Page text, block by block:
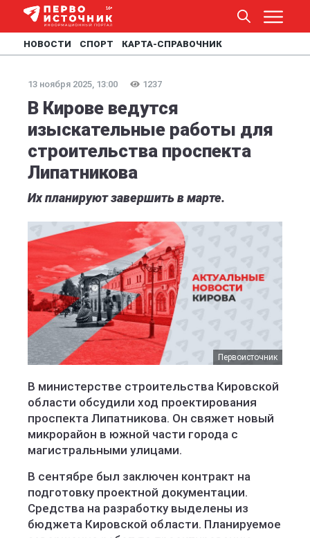
НОВОСТИ СПОРТ КАРТА-СПРАВОЧНИК
13 ноября 2025, 13:00 1237
В Кирове ведутся
изыскательные работы для
строительства проспекта
Липатникова
Их планируют завершить в марте.
Первоисточник
В министерстве строительства Кировской
области обсудили ход проектирования
проспекта Липатникова. Он свяжет новый
микрорайон в южной части города с
магистральными улицами.
В сентябре был заключен контракт на
подготовку проектной документации.
Средства на разработку выделены из
бюджета Кировской области. Планируемое